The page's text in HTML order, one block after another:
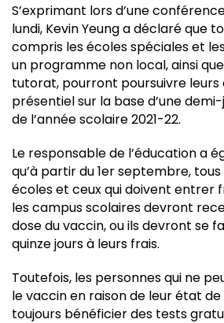
S’exprimant lors d’une
lundi, Kevin Yeung a déclaré que
compris les écoles spéciales et
un programme non local, ainsi
tutorat, pourront poursuivre leurs
présentiel sur la base d’une
de l’année scolaire 2021-22.
Le responsable de l’éducation a
qu’à partir du 1er septembre,
écoles et ceux qui doivent entrer
les campus scolaires devront
dose du vaccin, ou ils devront se
quinze jours à leurs frais.
Toutefois, les personnes qui ne
le vaccin en raison de leur état
toujours bénéficier des tests